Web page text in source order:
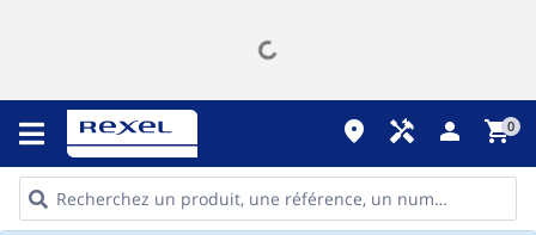
place handyman person shopping_cart0